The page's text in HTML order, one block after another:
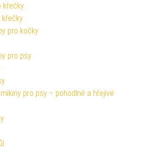
křečky
křečky
pro kočky
pro psy
pro psy – pohodlné a hřejivé